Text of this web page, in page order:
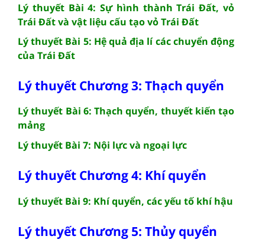
Lý thuyết Bài 4: Sự hình thành Trái Đất, vỏ
Trái Đất và vật liệu cấu tạo vỏ Trái Đất
Lý thuyết Bài 5: Hệ quả địa lí các chuyển động
của Trái Đất
Lý thuyết Chương 3: Thạch quyển
Lý thuyết Bài 6: Thạch quyển, thuyết kiến tạo
mảng
Lý thuyết Bài 7: Nội lực và ngoại lực
Lý thuyết Chương 4: Khí quyển
Lý thuyết Bài 9: Khí quyển, các yếu tố khí hậu
Lý thuyết Chương 5: Thủy quyển